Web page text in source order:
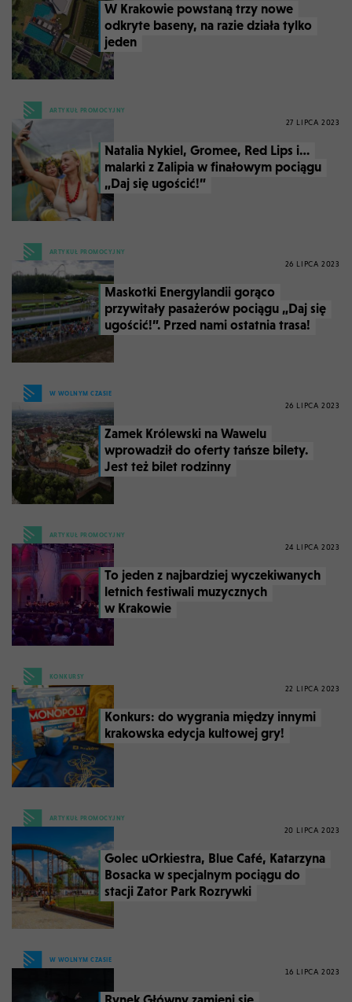
W Krakowie powstaną trzy nowe
odkryte baseny, na razie działa tylko
jeden
ARTYKUŁ PROMOCYJNY
27 LIPCA 2023
Natalia Nykiel, Gromee, Red Lips i…
malarki z Zalipia w finałowym pociągu
„Daj się ugościć!”
ARTYKUŁ PROMOCYJNY
26 LIPCA 2023
Maskotki Energylandii gorąco
przywitały pasażerów pociągu „Daj się
ugościć!”. Przed nami ostatnia trasa!
W WOLNYM CZASIE
26 LIPCA 2023
Zamek Królewski na Wawelu
wprowadził do oferty tańsze bilety.
Jest też bilet rodzinny
ARTYKUŁ PROMOCYJNY
24 LIPCA 2023
To jeden z najbardziej wyczekiwanych
letnich festiwali muzycznych
w Krakowie
KONKURSY
22 LIPCA 2023
Konkurs: do wygrania między innymi
krakowska edycja kultowej gry!
ARTYKUŁ PROMOCYJNY
20 LIPCA 2023
Golec uOrkiestra, Blue Café, Katarzyna
Bosacka w specjalnym pociągu do
stacji Zator Park Rozrywki
W WOLNYM CZASIE
16 LIPCA 2023